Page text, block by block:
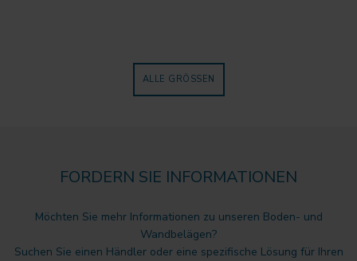
ALLE GRÖSSEN
FORDERN SIE INFORMATIONEN
Möchten Sie mehr Informationen zu unseren Boden- und
Wandbelägen?
Suchen Sie einen Händler oder eine spezifische Lösung für Ihren